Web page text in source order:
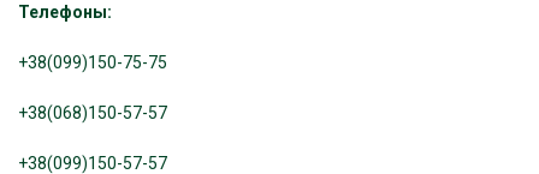
Телефоны:
+38(099)150-75-75
+38(068)150-57-57
+38(099)150-57-57